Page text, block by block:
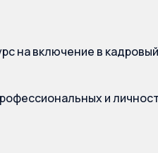
на включение в
и